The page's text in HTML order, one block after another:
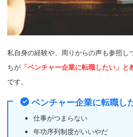
私自身の経験や、周りからの声も参照し
ちが 「ベンチャー企業に転職したい」 と
です。
ベンチャー企業に転職し
仕事がつまらない
年功序列制度がいいやだ